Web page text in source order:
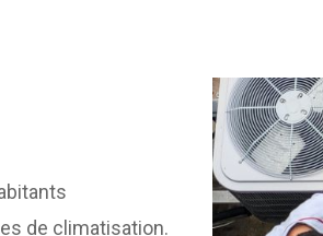
de climatisation.